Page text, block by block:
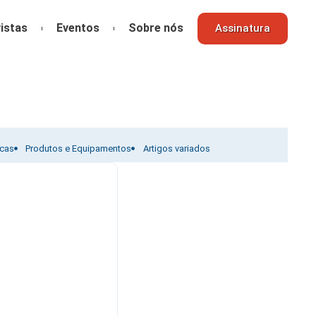
Eventos Sobre nós Assinatura
Produtos e Equipamentos Artigos variados